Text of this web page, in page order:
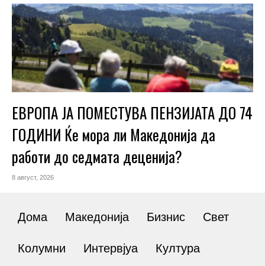
ЕВРОПА ЈА ПОМЕСТУВА ПЕНЗИЈАТА ДО 74
ГОДИНИ Ќе мора ли Македонија да
работи до седмата деценија?
8 август, 2026
Дома Македонија Бизнис Свет
Колумни Интервјуа Култура